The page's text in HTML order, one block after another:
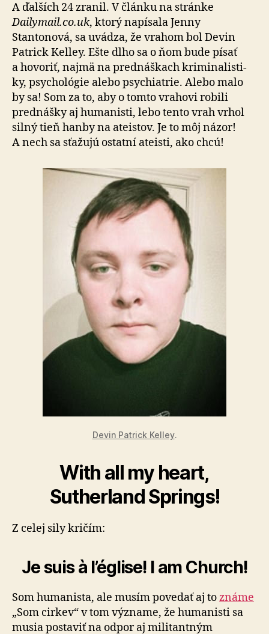
A ďal­ších 24 zranil. V článku na stránke
Dailymail.co.uk, ktorý na­pí­sa­la Jenny
Stantonová, sa uvádza, že vrahom bol Devin
Patrick Kelley. Ešte dlho sa o ňom bude písať
a ho­vo­riť, najmä na pred­náš­kach kri­mi­na­lis­ti­
ky, psy­cho­ló­gie alebo psy­chiatrie. Alebo malo
by sa! Som za to, aby o tomto vrahovi robili
pred­nášky aj humanisti, lebo tento vrah vrhol
silný tieň hanby na ateistov. Je to môj názor!
A nech sa sťažujú ostatní ateisti, ako chcú!
Devin Patrick Kelley.
With all my heart,
Sutherland Springs!
Z celej sily kričím:
Je suis à l’église! I am Church!
Som humanista, ale musím povedať aj toznáme
„Som cirkev“ v tom význame, že hu­ma­nis­ti sa
musia posta­viť na odpor aj mi­li­tantným